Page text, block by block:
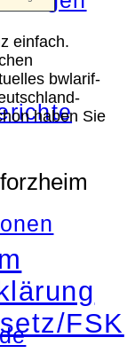
einfach.
bwlarif-
haben Sie
FSK